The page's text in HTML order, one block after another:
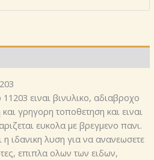
ειναι βινυλικο, αδιαβροχο
γρηγορη τοποθετηση και ειναι
ευκολα με βρεγμενο πανι.
ιδανικη λυση για να ανανεωσετε
επιπλα ολων των ειδων,